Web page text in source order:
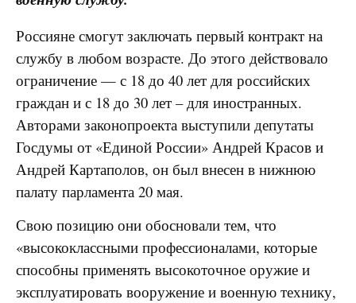
Россияне смогут заключать первый контракт на
службу в любом возрасте. До этого действовало
ограничение — с 18 до 40 лет для российских
граждан и с 18 до 30 лет – для иностранных.
Авторами законопроекта выступили депутаты
Госдумы от «Единой России» Андрей Красов и
Андрей Картаполов, он был внесен в нижнюю
палату парламента 20 мая.
Свою позицию они обосновали тем, что
«высококлассными профессионалами, которые
способны применять высокоточное оружие и
эксплуатировать вооружение и военную технику,